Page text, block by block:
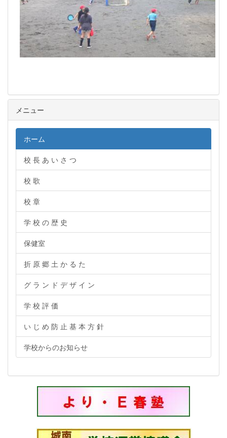
メニュー
ホーム
校 長 あ い さ つ
校 歌
校 章
学 校 の 歴 史
保健室
折 原 郷 土 か る た
グ ラ ン ド デ ザ イ ン
学 校 評 価
い じ め 防 止 基 本 方 針
学校からのお知らせ